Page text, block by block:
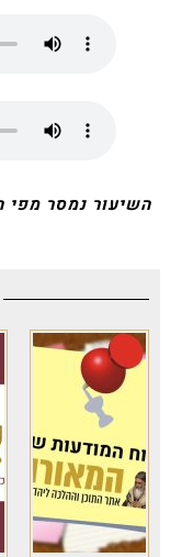
השיעור נמסר מפי